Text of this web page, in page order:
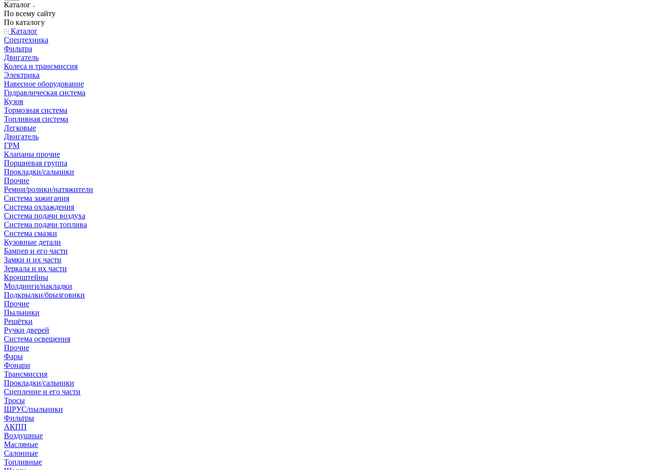
Каталог
По всему сайту
По каталогу
Каталог
Спецтехника
Фильтра
Двигатель
Колеса и трансмиссия
Электрика
Навесное оборудование
Гидравлическая система
Кузов
Тормозная система
Топливная система
Легковые
Двигатель
ГРМ
Клапаны прочие
Поршневая группа
Прокладки/сальники
Прочие
Ремни/ролики/натяжители
Система зажигания
Система охлаждения
Система подачи воздуха
Система подачи топлива
Система смазки
Кузовные детали
Бампер и его части
Замки и их части
Зеркала и их части
Кронштейны
Молдинги/накладки
Подкрылки/брызговики
Прочие
Пыльники
Решётки
Ручки дверей
Система освещения
Прочие
Фары
Фонари
Трансмиссия
Прокладки/сальники
Сцепление и его части
Тросы
ШРУС/пыльники
Фильтры
АКПП
Воздушные
Масляные
Салонные
Топливные